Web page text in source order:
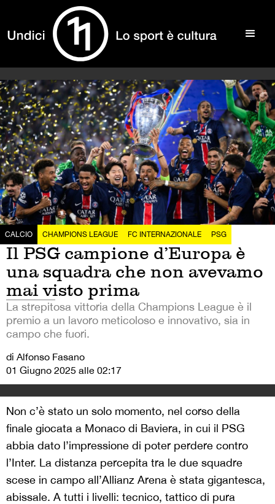
CALCIO CHAMPIONS LEAGUE FC INTERNAZIONALE PSG
Il PSG campione d’Europa è
una squadra che non avevamo
mai visto prima
La strepitosa vittoria della Champions League è il
premio a un lavoro meticoloso e innovativo, sia in
campo che fuori.
di Alfonso Fasano
01 Giugno 2025 alle 02:17
Non c’è stato un solo momento, nel corso della
finale giocata a Monaco di Baviera, in cui il PSG
abbia dato l’impressione di poter perdere contro
l’Inter. La distanza percepita tra le due squadre
scese in campo all’Allianz Arena è stata gigantesca,
abissale. A tutti i livelli: tecnico, tattico di pura